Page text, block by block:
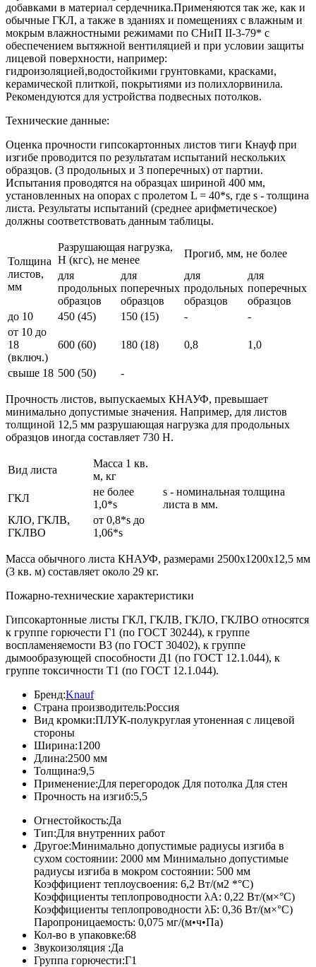
добавками в материал сердечника.Применяются так же, как и
обычные ГКЛ, а также в зданиях и помещениях с влажным и
мокрым влажностными режимами по СНиП II-3-79* c
обеспечением вытяжной вентиляцией и при условии защиты
лицевой поверхности, например:
гидроизоляцией,водостойкими грунтовками, красками,
керамической плиткой, покрытиями из полихлорвинила.
Рекомендуются для устройства подвесных потолков.
Технические данные:
Оценка прочности гипсокартонных листов тиги Кнауф при
изгибе проводится по результатам испытаний нескольких
образцов. (3 продольных и 3 поперечных) от партии.
Испытания проводятся на образцах шириной 400 мм,
установленных на опорах с пролетом L = 40*s, где s - толщина
листа. Результаты испытаний (среднее арифметическое)
должны соответствовать данным таблицы.
Толщина
листов,
мм
Разрушающая нагрузка,
Н (кгс), не менее
Прогиб, мм, не более
для
продольных
образцов
для
поперечных
образцов
для
продольных
образцов
для
поперечных
образцов
до 10
450 (45) 150 (15) -
-
от 10 до
18
(включ.)
600 (60) 180 (18) 0,8 1,0
свыше 18 500 (50) -
Прочность листов, выпускаемых КНАУФ, превышает
минимально допустимые значения. Например, для листов
толщиной 12,5 мм разрушающая нагрузка для продольных
образцов иногда составляет 730 Н.
Вид листа
Масса 1 кв.
м, кг
s - номинальная толщина
листа в мм.
ГКЛ
не более
1,0*s
КЛО, ГКЛВ,
ГКЛВО
от 0,8*s до
1,06*s
Масса обычного листа КНАУФ, размерами 2500х1200х12,5 мм
(3 кв. м) составляет около 29 кг.
Пожарно-технические характеристики
Гипсокартонные листы ГКЛ, ГКЛВ, ГКЛО, ГКЛВО относятся
к группе горючести Г1 (по ГОСТ 30244), к группе
воспламеняемости В3 (по ГОСТ 30402), к группе
дымообразующей способности Д1 (по ГОСТ 12.1.044), к
группе токсичности Т1 (по ГОСТ 12.1.044).
Бренд:Knauf
Страна производитель:Россия
Вид кромки:ПЛУК-полукруглая утоненная с лицевой
стороны
Ширина:1200
Длина:2500 мм
Толщина:9,5
Применение:Для перегородок Для потолка Для стен
Прочность на изгиб:5,5
Огнестойкость:Да
Тип:Для внутренних работ
Другое:Минимально допустимые радиусы изгиба в
сухом состоянии: 2000 мм Минимально допустимые
радиусы изгиба в мокром состоянии: 500 мм
Коэффициент теплоусвоения: 6,2 Вт/(м2 *°С)
Коэффициенты теплопроводности λА: 0,22 Вт/(м×°С)
Коэффициенты теплопроводности λБ: 0,36 Вт/(м×°С)
Паропроницаемость: 0,075 мг/(м•ч•Па)
Кол-во в упаковке:68
Звукоизоляция :Да
Группа горючести:Г1